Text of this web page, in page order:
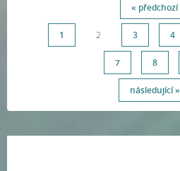
« předchozí
1 2 3 4
7 8
následující »